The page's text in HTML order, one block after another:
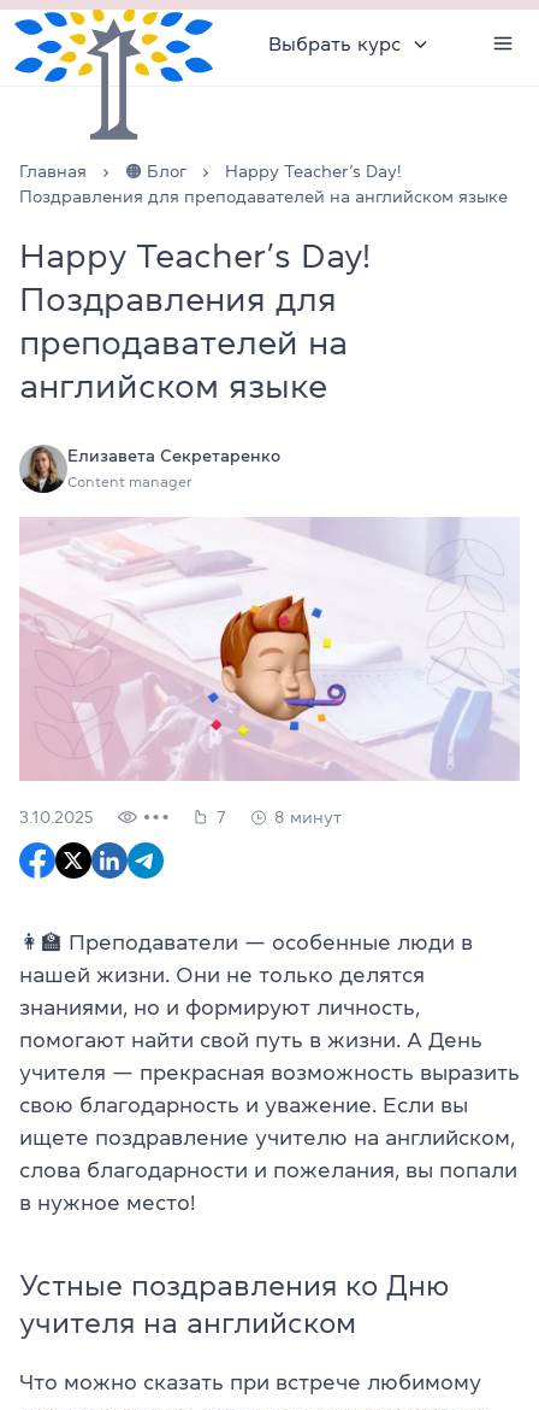
Выбрать курс
Главная 🟠 Блог
Happy Teacher’s Day!
Поздравления для преподавателей на английском языке
Happy Teacher’s Day!
Поздравления для
преподавателей на
английском языке
Елизавета Секретаренко
Content manager
3.10.2025 7 8 минут
👩‍🏫 Преподаватели — особенные люди в
нашей жизни. Они не только делятся
знаниями, но и формируют личность,
помогают найти свой путь в жизни. А День
учителя — прекрасная возможность выразить
свою благодарность и уважение. Если вы
ищете поздравление учителю на английском,
слова благодарности и пожелания, вы попали
в нужное место!
Устные поздравления ко Дню
учителя на английском
Что можно сказать при встрече любимому